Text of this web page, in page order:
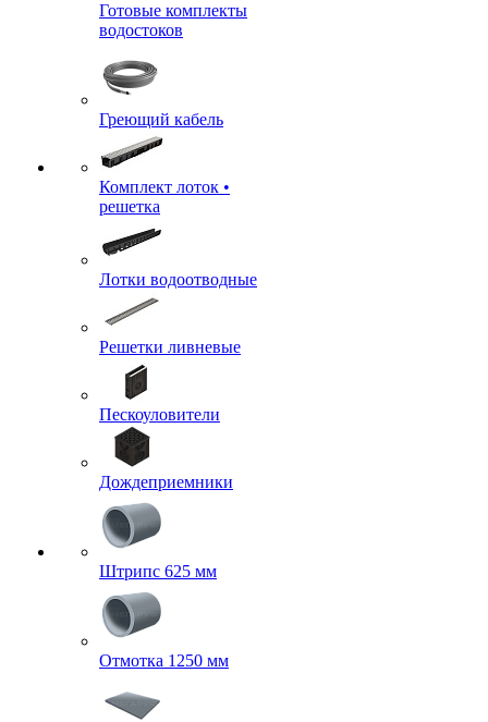
Готовые комплекты
водостоков
Греющий кабель
Комплект лоток •
решетка
Лотки водоотводные
Решетки ливневые
Пескоуловители
Дождеприемники
Штрипс 625 мм
Отмотка 1250 мм